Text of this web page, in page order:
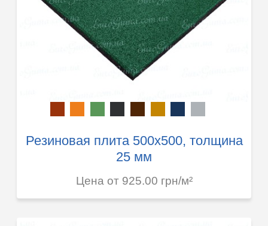
Резиновая плита 500х500, толщина
25 мм
Цена от 925.00 грн/м²